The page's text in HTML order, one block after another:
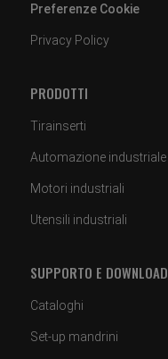
Preferenze Cookie
Privacy Policy
PRODOTTI
Tirainserti
Automazione industriale
Motori industriali
Utensili industriali
SUPPORTO E DOWNLOAD
Cataloghi
Set-up mandrini